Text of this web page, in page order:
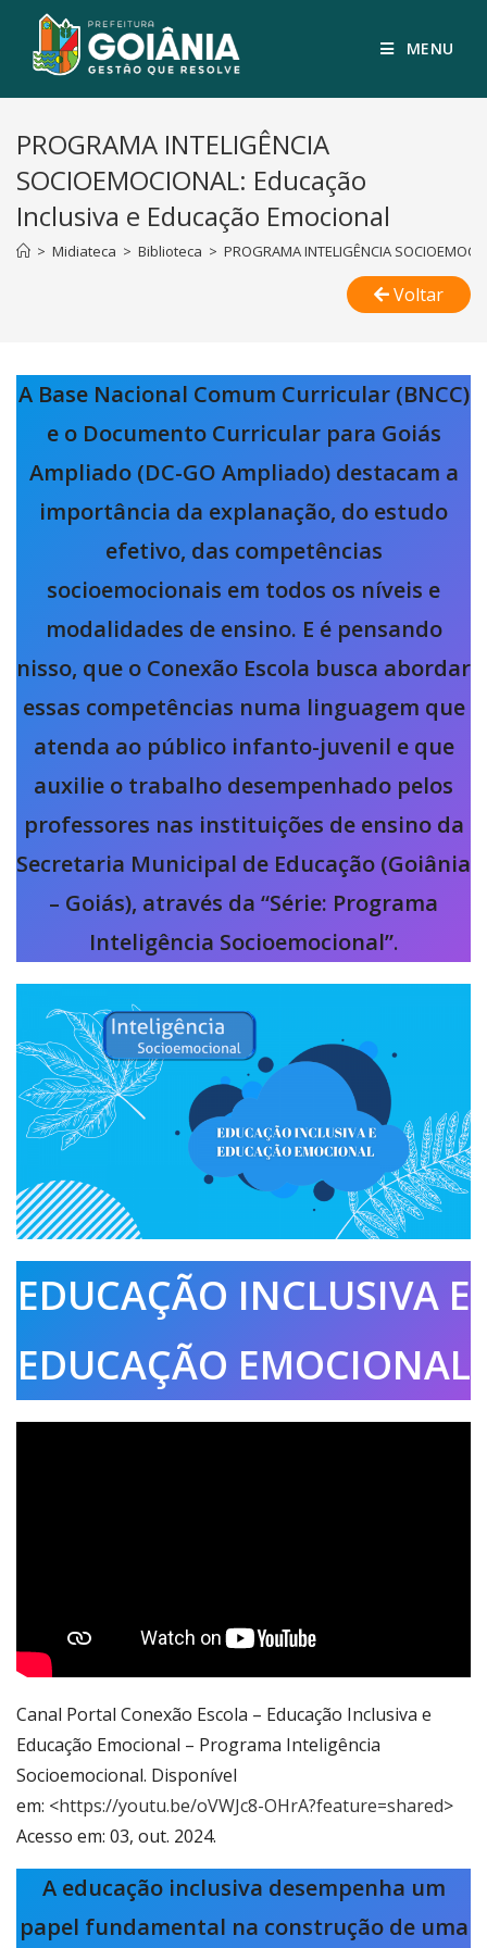
MENU
PROGRAMA INTELIGÊNCIA
SOCIOEMOCIONAL: Educação
Inclusiva e Educação Emocional
> Midiateca > Biblioteca > PROGRAMA INTELIGÊNCIA
Voltar
A Base Nacional Comum Curricular (BNCC)
e o Documento Curricular para Goiás
Ampliado (DC-GO Ampliado) destacam a
importância da explanação, do estudo
efetivo, das competências
socioemocionais em todos os níveis e
modalidades de ensino. E é pensando
nisso, que o Conexão Escola busca abordar
essas competências numa linguagem que
atenda ao público infanto-juvenil e que
auxilie o trabalho desempenhado pelos
professores nas instituições de ensino da
Secretaria Municipal de Educação (Goiânia
– Goiás), através da “Série: Programa
Inteligência Socioemocional”.
EDUCAÇÃO INCLUSIVA E
EDUCAÇÃO EMOCIONAL
Canal Portal Conexão Escola – Educação Inclusiva e
Educação Emocional – Programa Inteligência
Socioemocional. Disponível
em: <https://youtu.be/oVWJc8-OHrA?feature=shared>
Acesso em: 03, out. 2024.
A educação inclusiva desempenha um
papel fundamental na construção de uma